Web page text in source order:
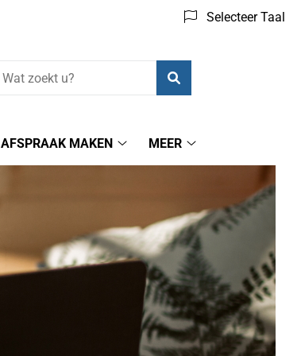
Selecteer Taal
AFSPRAAK MAKEN
MEER